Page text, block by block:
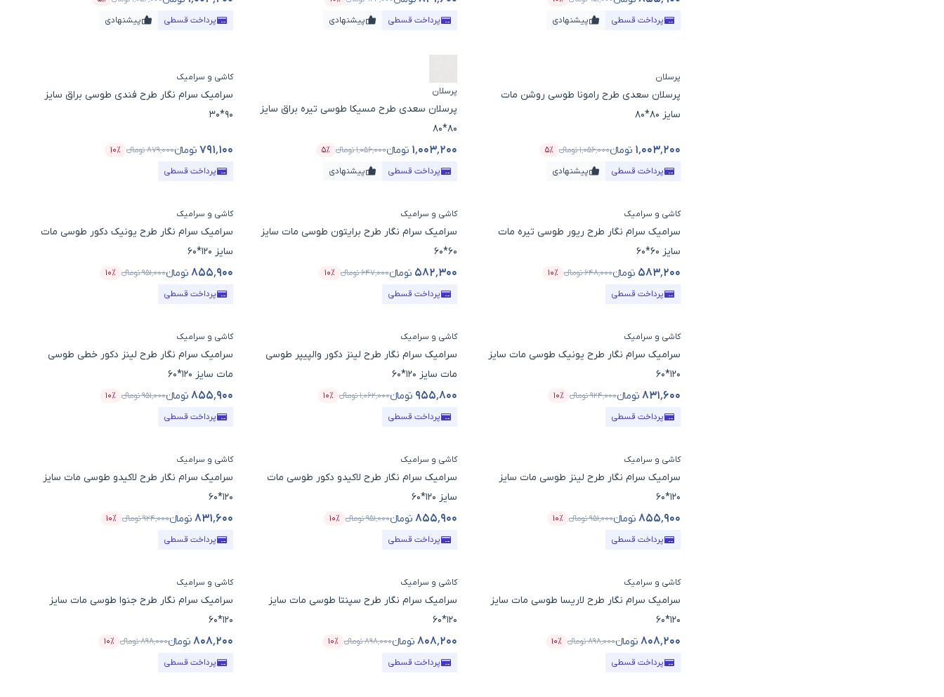
قیمت محصول
درصد تخفیف
پرداخت قسطی
پیشنهادی
قیمت محصول
درصد تخفیف
پرداخت قسطی
پیشنهادی
قیمت محصول
درصد تخفیف
پرداخت قسطی
پیشنهادی
پرسلان
پرسلان سعدی طرح رامونا طوسی روشن مات
سایز 80*80
۱٬۰۰۳٬۲۰۰ تومانء۱٬۰۵۶٬۰۰۰تومانء
قیمت محصول
۵٪
درصد تخفیف
پرداخت قسطی
پیشنهادی
پرسلان
پرسلان سعدی طرح مسیکا طوسی تیره براق سایز
80*80
۱٬۰۰۳٬۲۰۰ تومانء۱٬۰۵۶٬۰۰۰تومانء
قیمت محصول
۵٪
درصد تخفیف
پرداخت قسطی
پیشنهادی
کاشی و سرامیک
سرامیک سرام نگار طرح فندی طوسی براق سایز
90*30
۷۹۱٬۱۰۰ تومانء۸۷۹٬۰۰۰تومانء
قیمت محصول
۱۰٪
درصد تخفیف
پرداخت قسطی
کاشی و سرامیک
سرامیک سرام نگار طرح ریور طوسی تیره مات
سایز 60*60
۵۸۳٬۲۰۰ تومانء۶۴۸٬۰۰۰تومانء
قیمت محصول
۱۰٪
درصد تخفیف
پرداخت قسطی
کاشی و سرامیک
سرامیک سرام نگار طرح برایتون طوسی مات سایز
60*60
۵۸۲٬۳۰۰ تومانء۶۴۷٬۰۰۰تومانء
قیمت محصول
۱۰٪
درصد تخفیف
پرداخت قسطی
کاشی و سرامیک
سرامیک سرام نگار طرح یونیک دکور طوسی مات
سایز 120*60
۸۵۵٬۹۰۰ تومانء۹۵۱٬۰۰۰تومانء
قیمت محصول
۱۰٪
درصد تخفیف
پرداخت قسطی
کاشی و سرامیک
سرامیک سرام نگار طرح یونیک طوسی مات سایز
120*60
۸۳۱٬۶۰۰ تومانء۹۲۴٬۰۰۰تومانء
قیمت محصول
۱۰٪
درصد تخفیف
پرداخت قسطی
کاشی و سرامیک
سرامیک سرام نگار طرح لینز دکور والپیپر طوسی
مات سایز 120*60
۹۵۵٬۸۰۰ تومانء۱٬۰۶۲٬۰۰۰تومانء
قیمت محصول
۱۰٪
درصد تخفیف
پرداخت قسطی
کاشی و سرامیک
سرامیک سرام نگار طرح لینز دکور خطی طوسی
مات سایز 120*60
۸۵۵٬۹۰۰ تومانء۹۵۱٬۰۰۰تومانء
قیمت محصول
۱۰٪
درصد تخفیف
پرداخت قسطی
کاشی و سرامیک
سرامیک سرام نگار طرح لینز طوسی مات سایز
120*60
۸۵۵٬۹۰۰ تومانء۹۵۱٬۰۰۰تومانء
قیمت محصول
۱۰٪
درصد تخفیف
پرداخت قسطی
کاشی و سرامیک
سرامیک سرام نگار طرح لاکیدو دکور طوسی مات
سایز 120*60
۸۵۵٬۹۰۰ تومانء۹۵۱٬۰۰۰تومانء
قیمت محصول
۱۰٪
درصد تخفیف
پرداخت قسطی
کاشی و سرامیک
سرامیک سرام نگار طرح لاکیدو طوسی مات سایز
120*60
۸۳۱٬۶۰۰ تومانء۹۲۴٬۰۰۰تومانء
قیمت محصول
۱۰٪
درصد تخفیف
پرداخت قسطی
کاشی و سرامیک
سرامیک سرام نگار طرح لاریسا طوسی مات سایز
120*60
۸۰۸٬۲۰۰ تومانء۸۹۸٬۰۰۰تومانء
قیمت محصول
۱۰٪
درصد تخفیف
پرداخت قسطی
کاشی و سرامیک
سرامیک سرام نگار طرح سپنتا طوسی مات سایز
120*60
۸۰۸٬۲۰۰ تومانء۸۹۸٬۰۰۰تومانء
قیمت محصول
۱۰٪
درصد تخفیف
پرداخت قسطی
کاشی و سرامیک
سرامیک سرام نگار طرح جنوا طوسی مات سایز
120*60
۸۰۸٬۲۰۰ تومانء۸۹۸٬۰۰۰تومانء
قیمت محصول
۱۰٪
درصد تخفیف
پرداخت قسطی